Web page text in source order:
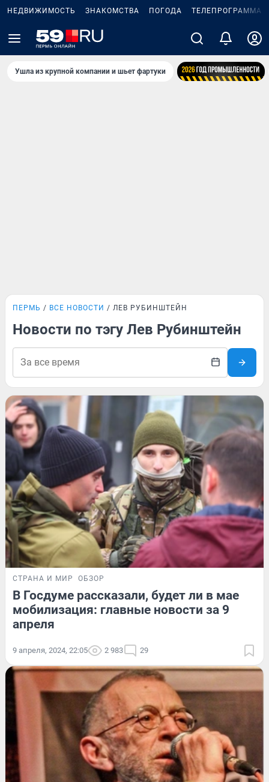
НЕДВИЖИМОСТЬ ЗНАКОМСТВА ПОГОДА ТЕЛЕПРОГРАММА
Ушла из крупной компании и шьет фартуки
ПЕРМЬ ВСЕ НОВОСТИ ЛЕВ РУБИНШТЕЙН
Новости по тэгу Лев Рубинштейн
СТРАНА И МИР ОБЗОР
В Госдуме рассказали, будет ли в мае
мобилизация: главные новости за 9
апреля
9 апреля, 2024, 22:05 2 983 29